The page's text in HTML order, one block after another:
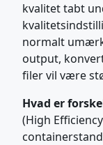
kvalitet tabt
normalt
output,
filer vil være
Hvad er
(High